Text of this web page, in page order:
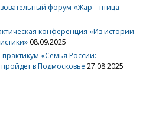
форум «Жар – птица –
конференция «Из истории
08.09.2025
«Семья России:
в Подмосковье 27.08.2025